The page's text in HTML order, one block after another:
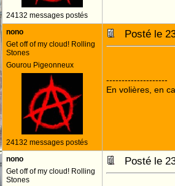
24132 messages postés
nono
Get off of my cloud! Rolling
Stones
Gourou Pigeonneux
24132 messages postés
Posté le
--------------------
En volières, en
nono
Get off of my cloud! Rolling
Stones
Posté le